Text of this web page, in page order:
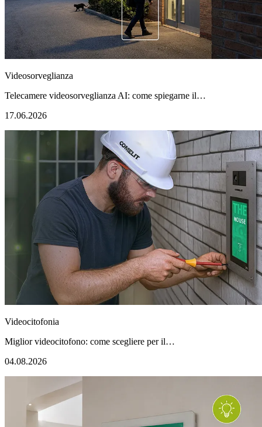
Videosorveglianza
Telecamere videosorveglianza AI: come spiegarne il…
17.06.2026
Videocitofonia
Miglior videocitofono: come scegliere per il…
04.08.2026